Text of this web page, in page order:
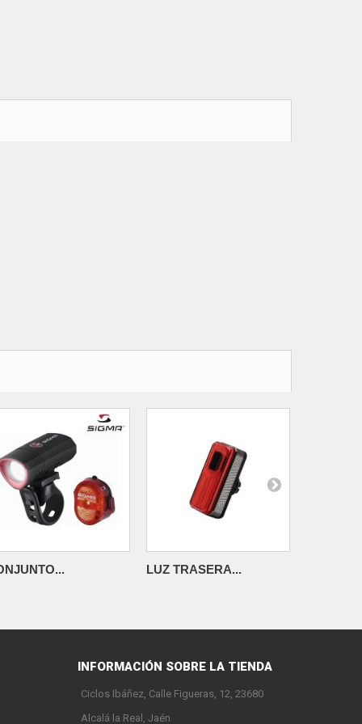
LUZ TRASERA...
INFORMACIÓN SOBRE LA TIENDA
Ciclos Ibáñez, Calle Figueras, 12, 23680
Alcalá la Real, Jaén